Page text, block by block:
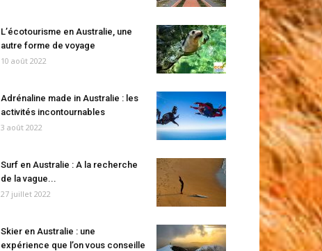
L’écotourisme en Australie, une
autre forme de voyage
10 août 2022
Adrénaline made in Australie : les
activités incontournables
3 août 2022
Surf en Australie : A la recherche
de la vague...
27 juillet 2022
Skier en Australie : une
expérience que l’on vous conseille